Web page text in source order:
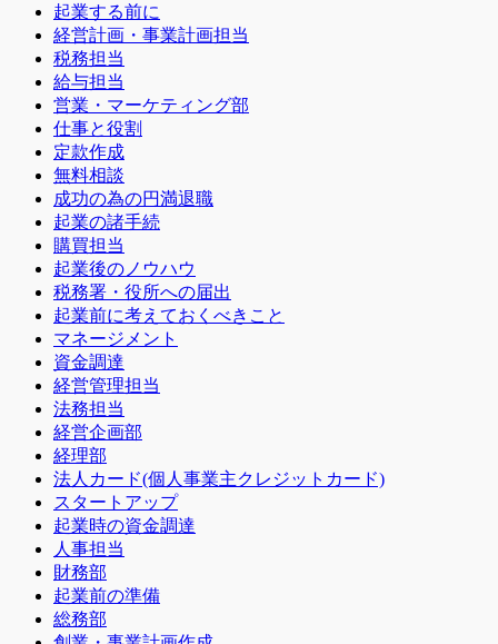
起業する前に
経営計画・事業計画担当
税務担当
給与担当
営業・マーケティング部
仕事と役割
定款作成
無料相談
成功の為の円満退職
起業の諸手続
購買担当
起業後のノウハウ
税務署・役所への届出
起業前に考えておくべきこと
マネージメント
資金調達
経営管理担当
法務担当
経営企画部
経理部
法人カード(個人事業主クレジットカード)
スタートアップ
起業時の資金調達
人事担当
財務部
起業前の準備
総務部